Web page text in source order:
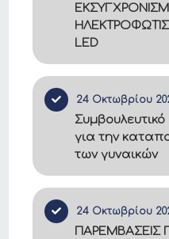
LED
24 Οκτωβρίου
για την
των γυναικών
24 Οκτωβρίου
ΠΑΡΕΜΒΑΣΕΙΣ